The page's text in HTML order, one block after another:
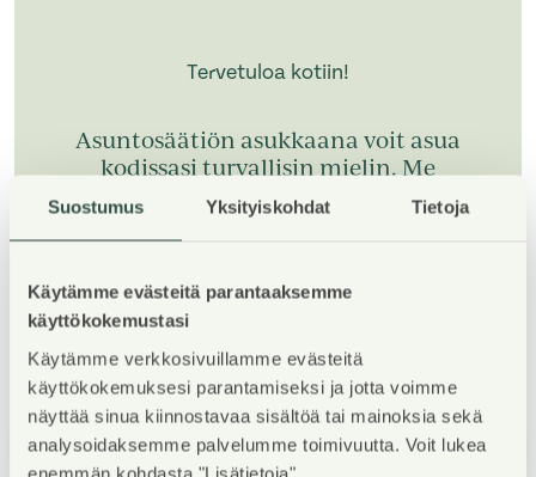
Suostumus Yksityiskohdat Tietoja
Käytämme evästeitä parantaaksemme
käyttökokemustasi
Käytämme verkkosivuillamme evästeitä
käyttökokemuksesi parantamiseksi ja jotta voimme
näyttää sinua kiinnostavaa sisältöä tai mainoksia sekä
analysoidaksemme palvelumme toimivuutta. Voit lukea
enemmän kohdasta "Lisätietoja".
Tervetuloa kotiin!
Asuntosäätiön asukkaana voit asua
kodissasi turvallisin mielin. Me
huolehdimme ammattitaidolla
asuntojen ja kiinteistöjen ylläpidosta,
korjauksista ja remonteista.
1/5